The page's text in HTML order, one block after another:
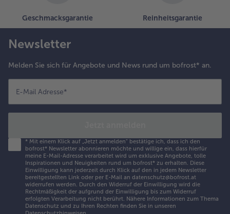
Geschmacksgarantie Reinheitsgarantie
Newsletter
Melden Sie sich für Angebote und News rund um bofrost* an.
E-Mail Adresse*
* Mit einem Klick auf „Jetzt anmelden" bestätige ich, dass ich den
bofrost* Newsletter abonnieren möchte und willige ein, dass hierfür
meine E-Mail-Adresse verarbeitet wird um exklusive Angebote, tolle
Inspirationen und Neuigkeiten rund um bofrost* zu erhalten. Diese
Einwilligung kann jederzeit durch Klick auf den in jedem Newsletter
bereitgestellten Link oder per E-Mail an datenschutz@bofrost.at
widerrufen werden. Durch den Widerruf der Einwilligung wird die
Rechtmäßigkeit der aufgrund der Einwilligung bis zum Widerruf
erfolgten Verarbeitung nicht berührt. Nähere Informationen zum Thema
Datenschutz und zu Ihren Rechten finden Sie in unseren